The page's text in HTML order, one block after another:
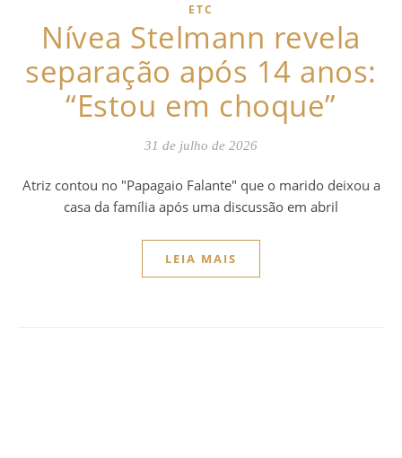
ETC
Nívea Stelmann revela
separação após 14 anos:
“Estou em choque”
31 de julho de 2026
Atriz contou no "Papagaio Falante" que o marido deixou a
casa da família após uma discussão em abril
LEIA MAIS